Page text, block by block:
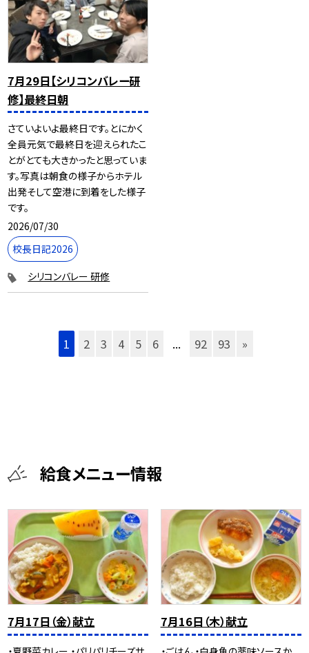
7月29日【シリコンバレー研
修】最終日朝
さていよいよ最終日です。とにかく
全員元気で最終日を迎えられたこ
とがとても大きかったと思っていま
す。写真は朝食の様子からホテル
出発そして空港に到着をした様子
です。
2026/07/30
校長日記2026
シリコンバレー 研修
1 2 3 4 5 6 ... 92 93 »
給食メニュー情報
7月17日（金）献立 7月16日（木）献立